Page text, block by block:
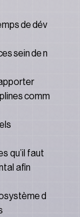
de dév
sein de n
apporter
comm
qu’il faut
afin
d